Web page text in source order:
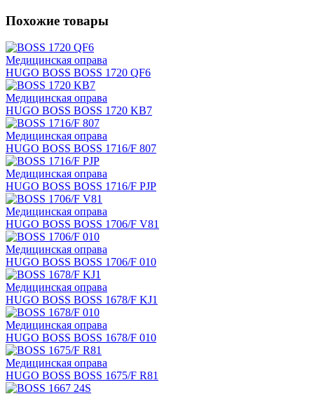
Похожие товары
Медицинская оправа
HUGO BOSS BOSS 1720 QF6
Медицинская оправа
HUGO BOSS BOSS 1720 KB7
Медицинская оправа
HUGO BOSS BOSS 1716/F 807
Медицинская оправа
HUGO BOSS BOSS 1716/F PJP
Медицинская оправа
HUGO BOSS BOSS 1706/F V81
Медицинская оправа
HUGO BOSS BOSS 1706/F 010
Медицинская оправа
HUGO BOSS BOSS 1678/F KJ1
Медицинская оправа
HUGO BOSS BOSS 1678/F 010
Медицинская оправа
HUGO BOSS BOSS 1675/F R81